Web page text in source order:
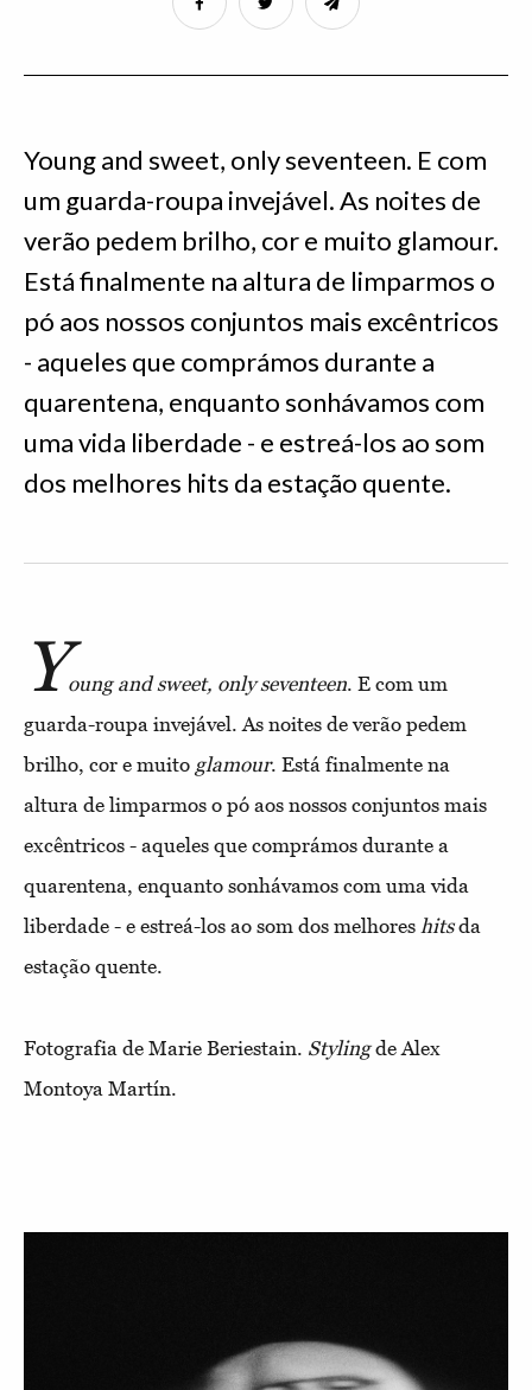
Young and sweet, only seventeen. E com
um guarda-roupa invejável. As noites de
verão pedem brilho, cor e muito glamour.
Está finalmente na altura de limparmos o
pó aos nossos conjuntos mais excêntricos
- aqueles que comprámos durante a
quarentena, enquanto sonhávamos com
uma vida liberdade - e estreá-los ao som
dos melhores hits da estação quente.
Young and sweet, only seventeen. E com um
guarda-roupa invejável. As noites de verão pedem
brilho, cor e muito glamour. Está finalmente na
altura de limparmos o pó aos nossos conjuntos mais
excêntricos - aqueles que comprámos durante a
quarentena, enquanto sonhávamos com uma vida
liberdade - e estreá-los ao som dos melhores hitsda
estação quente.
Fotografia de Marie Beriestain. Stylingde Alex
Montoya Martín.